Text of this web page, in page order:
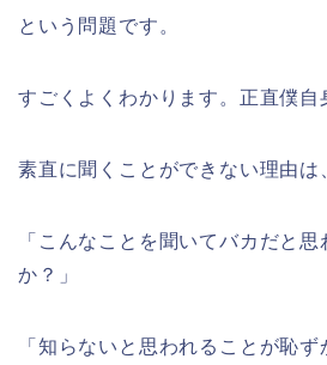
という問題です。
すごくよくわかります。正直僕自
素直に聞くことができない理由は
「こんなことを聞いてバカだと
か？」
「知らないと思われることが恥ず